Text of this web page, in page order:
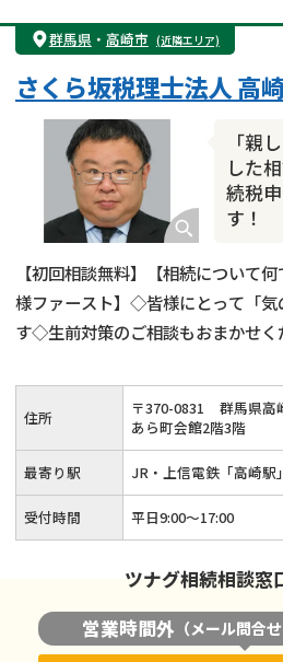
遺産分割
遺留分侵害額
相続手続き
銀行手続き
成年後見・任意後見
贈与税
相続人調査
相続財産調査
相続トラブル
群馬県 ・ 高崎市 (近隣エリア)
「親
した
続税
す！
さくら坂税理士法人 高
【初回相談無料】【相続について
様ファースト】◇皆様にとって「気
す◇生前対策のご相談もおまかせ
住所 〒370-0831
群馬県高
あら町会館2階3階
最寄り駅 JR・上信電鉄「高崎駅
受付時間 平日9:00〜17:00
ツナグ相続相談窓
営業時間外 （メール問合